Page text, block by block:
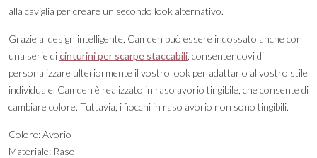
alla caviglia per creare un secondo look alternativo.
Grazie al design intelligente, Camden può essere indossato anche con
una serie dicinturini per scarpe staccabili , consentendovi di
personalizzare ulteriormente il vostro look per adattarlo al vostro stile
individuale. Camden è realizzato in raso avorio tingibile, che consente di
cambiare colore. Tuttavia, i fiocchi in raso avorio non sono tingibili.
Colore: Avorio
Materiale: Raso